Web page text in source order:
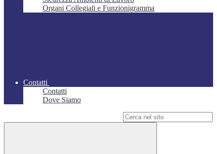
Organi Collegiali e Funzionigramma
Contatti
Contatti
Dove Siamo